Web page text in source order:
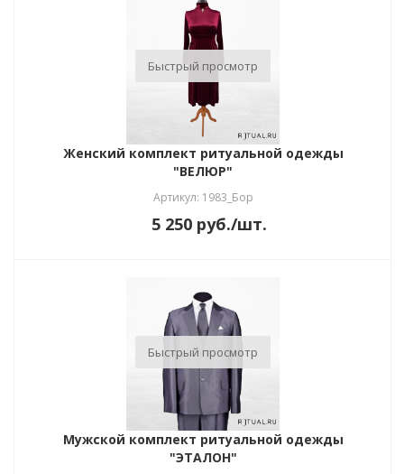
Быстрый просмотр
Женский комплект ритуальной одежды
"ВЕЛЮР"
Артикул: 1983_Бор
5 250 руб./шт.
Быстрый просмотр
Мужской комплект ритуальной одежды
"ЭТАЛОН"